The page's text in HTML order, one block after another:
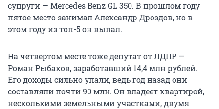
супруги — Mercedes Benz GL 350. В прошлом году
пятое место занимал Александр Дроздов, но в
этом году из топ-5 он выпал.
На четвертом месте тоже депутат от ЛДПР —
Роман Рыбаков, заработавший 14,4 млн рублей.
Его доходы сильно упали, ведь год назад они
составляли почти 90 млн. Он владеет квартирой,
несколькими земельными участками, двумя